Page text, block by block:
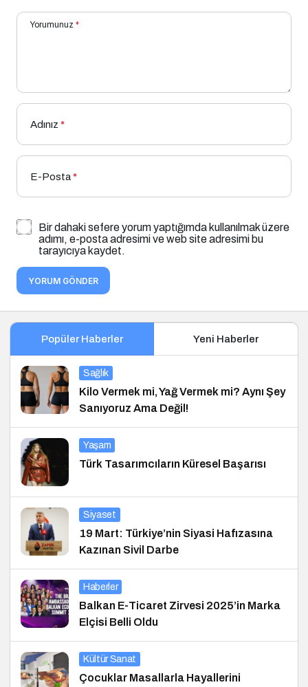
Yorumunuz *
Adınız *
E-Posta*
Bir dahaki sefere yorum yaptığımda kullanılmak üzere
adımı, e-posta adresimi ve web site adresimi bu
tarayıcıya kaydet.
YORUM GÖNDER
Popüler Haberler Yeni Haberler
Sağlık
Kilo Vermek mi, Yağ Vermek mi? Aynı Şey
Sanıyoruz Ama Değil!
Yaşam
Türk Tasarımcıların Küresel Başarısı
Siyaset
19 Mart: Türkiye’nin Siyasi Hafızasına
Kazınan Sivil Darbe
Haberler
Balkan E-Ticaret Zirvesi 2025’in Marka
Elçisi Belli Oldu
Kültür Sanat
Çocuklar Masallarla Hayallerini